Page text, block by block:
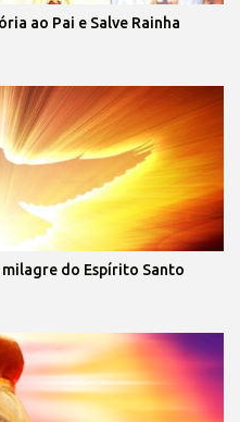
ao Pai e Salve Rainha
do Espírito Santo